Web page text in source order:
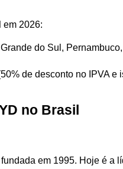
em 2026:
do Sul,
de desconto no IPVA
no Brasil
fundada em 1995. Hoje é a